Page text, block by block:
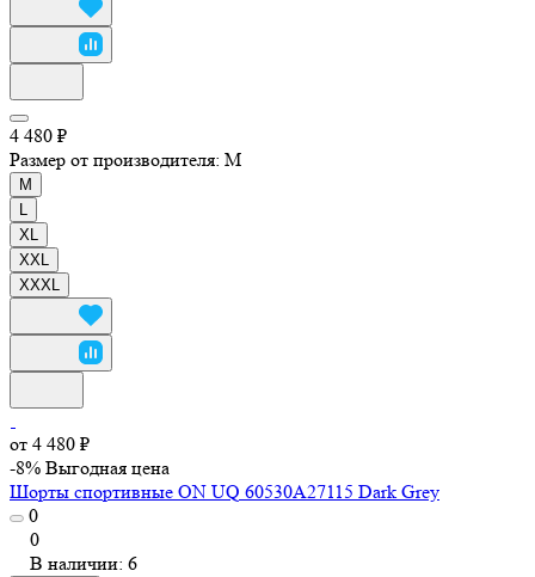
4 480 ₽
Размер от производителя: M
M
XL
XXL
XXXL
от 4 480 ₽
-8% Выгодная цена
Шорты спортивные ON UQ 60530A27115 Dark Grey
0
0
В наличии: 6